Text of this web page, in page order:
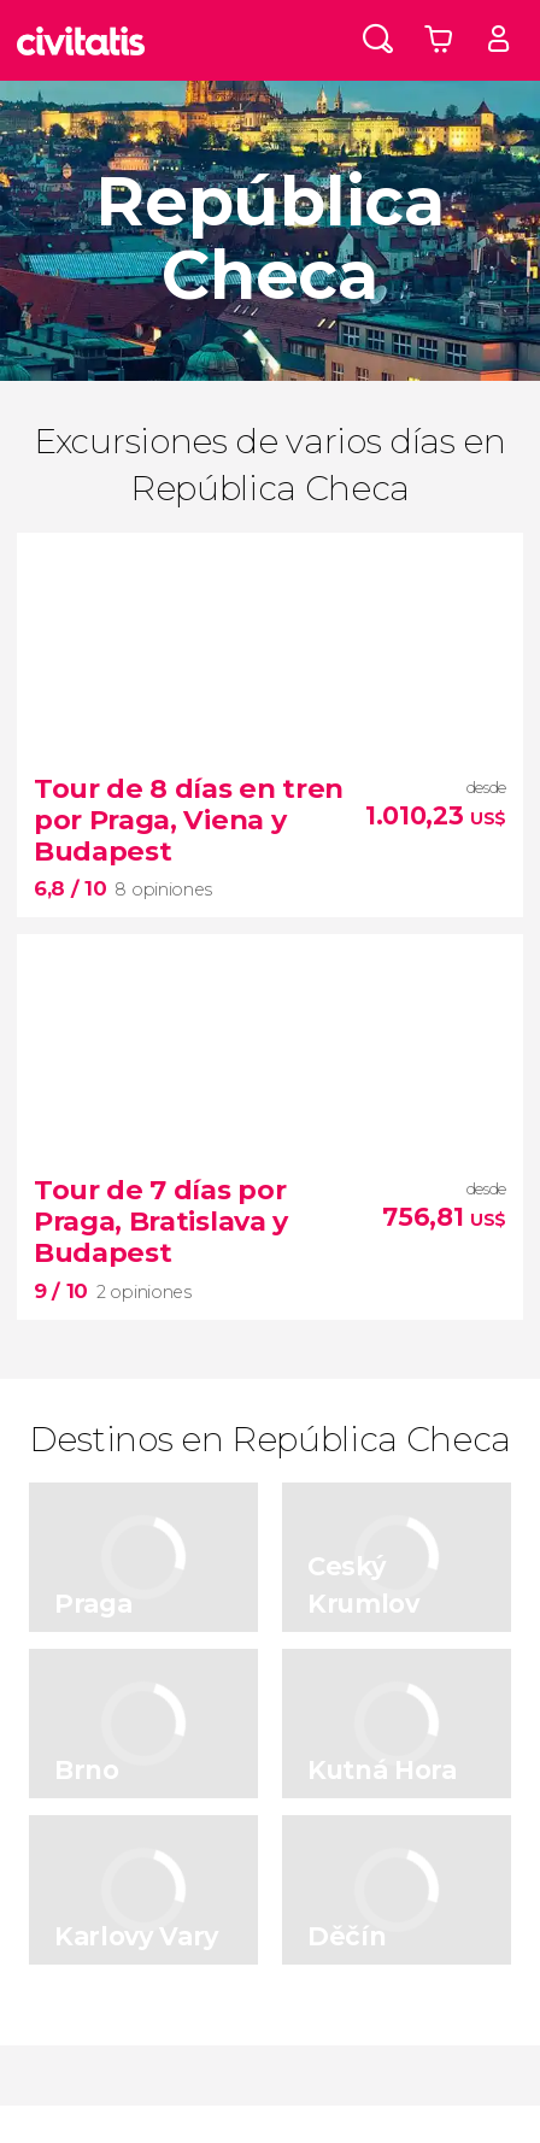
República
Checa
Excursiones de varios días en
República Checa
Tour de 8 días en tren
por Praga, Viena y
Budapest
6,8 / 10 8 opiniones
desde
1.010,23 US$
recorrer el antiguo Imperio Austro-
Húngaro
tour de 8 días en tren por Praga, Viena
y Budapest
Tour de 7 días por
Praga, Bratislava y
Budapest
9/ 10 2 opiniones
desde
756,81 US$
capitales europeas del Danubio y
el Moldava
Destinos en República Checa
Praga
Ceský
Krumlov
Brno Kutná Hora
Karlovy Vary Děčín